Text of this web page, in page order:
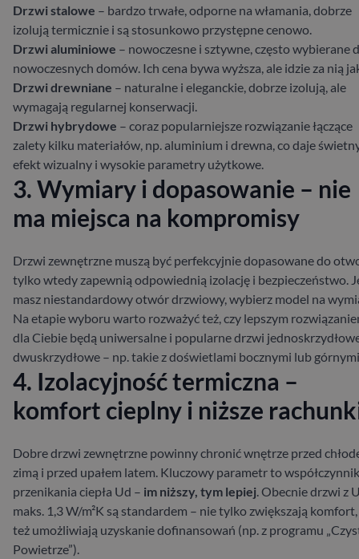
Drzwi stalowe – bardzo trwałe, odporne na włamania, dobrze
izolują termicznie i są stosunkowo przystępne cenowo.
Drzwi aluminiowe – nowoczesne i sztywne, często wybierane
nowoczesnych domów. Ich cena bywa wyższa, ale idzie za nią
Drzwi drewniane – naturalne i eleganckie, dobrze izolują, ale
wymagają regularnej konserwacji.
Drzwi hybrydowe – coraz popularniejsze rozwiązanie łączące
zalety kilku materiałów, np. aluminium i drewna, co daje
efekt wizualny i wysokie parametry użytkowe.
3. Wymiary i dopasowanie – nie
ma miejsca na kompromisy
Drzwi zewnętrzne muszą być perfekcyjnie dopasowane do
tylko wtedy zapewnią odpowiednią izolację i bezpieczeństwo.
masz niestandardowy otwór drzwiowy, wybierz model na
Na etapie wyboru warto rozważyć też, czy lepszym
dla Ciebie będą uniwersalne i popularne drzwi
dwuskrzydłowe – np. takie z doświetlami bocznymi lub
4. Izolacyjność termiczna –
komfort cieplny i niższe
Dobre drzwi zewnętrzne powinny chronić wnętrze przed
zimą i przed upałem latem. Kluczowy parametr to współczynnik
przenikania ciepła Ud – im niższy, tym lepiej. Obecnie drzwi z
maks. 1,3 W/m²K są standardem – nie tylko zwiększają
też umożliwiają uzyskanie dofinansowań (np. z programu
Powietrze”).